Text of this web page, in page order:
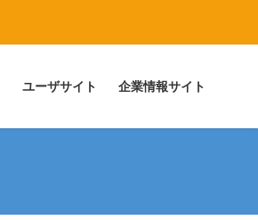
ユーザサイト 企業情報サイト